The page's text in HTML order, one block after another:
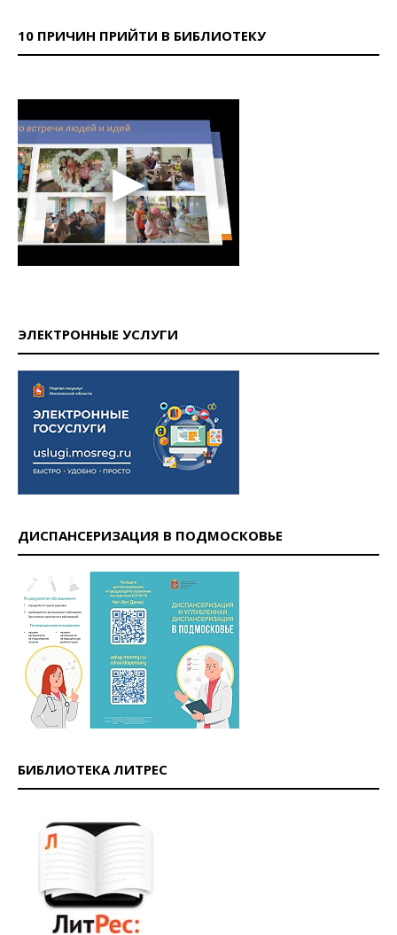
10 ПРИЧИН ПРИЙТИ В БИБЛИОТЕКУ
ЭЛЕКТРОННЫЕ УСЛУГИ
ДИСПАНСЕРИЗАЦИЯ В ПОДМОСКОВЬЕ
БИБЛИОТЕКА ЛИТРЕС